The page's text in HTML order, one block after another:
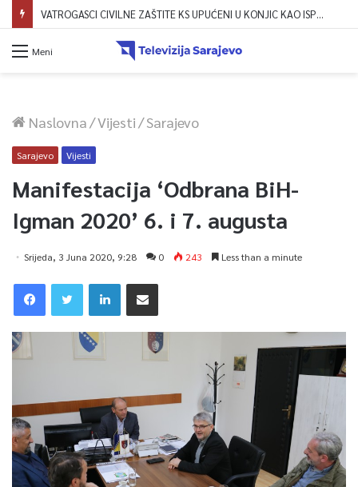
VATROGASCI CIVILNE ZAŠTITE KS UPUĆENI U KONJIC KAO ISPOMOĆ U GAŠENJU POŽARA
Meni
Naslovna/Vijesti/Sarajevo
Sarajevo Vijesti
Manifestacija ‘Odbrana BiH-
Igman 2020’ 6. i 7. augusta
Srijeda, 3 Juna 2020, 9:28 0 243 Less than a minute